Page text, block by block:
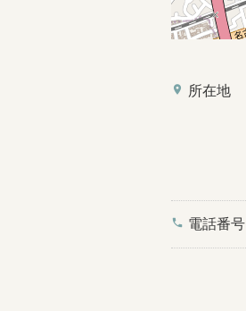
place 所在地
phone 電話番号